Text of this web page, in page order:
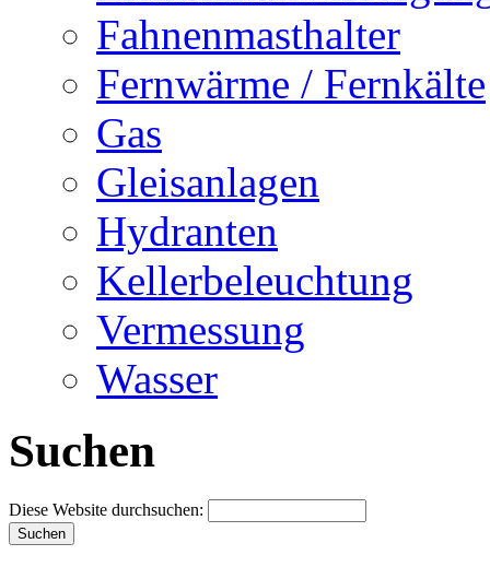
Fahnenmasthalter
Fernwärme / Fernkälte
Gas
Gleisanlagen
Hydranten
Kellerbeleuchtung
Vermessung
Wasser
Suchen
Diese Website durchsuchen: